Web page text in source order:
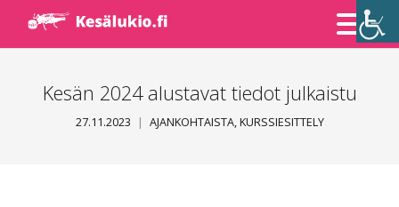
Kesän 2024 alustavat tiedot julkaistu
27.11.2023 AJANKOHTAISTA,KURSSIESITTELY